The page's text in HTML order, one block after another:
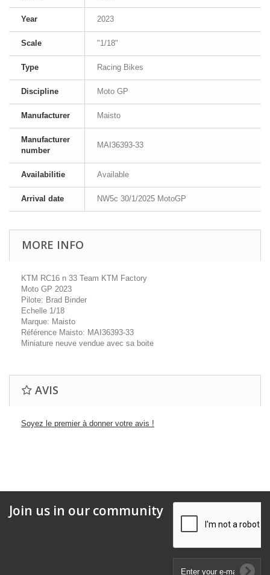
Year 2023
Scale "1/18"
Type Racing Bikes
Discipline Moto GP
Manufacturer Maisto
Manufacturer
number
MAI36393-33
Availabilitie Available
Arrival date NW5c 30/1/2025 MotoGP
MORE INFO
KTM RC16 n 33 Team KTM Factory
Moto GP 2023
Pilote: Brad Binder
Echelle 1/18
Marque: Maisto
Référence Maisto: MAI36393-33
Miniature neuve vendue avec sa boite
AVIS
Soyez le premier à donner votre avis !
Join us in our community